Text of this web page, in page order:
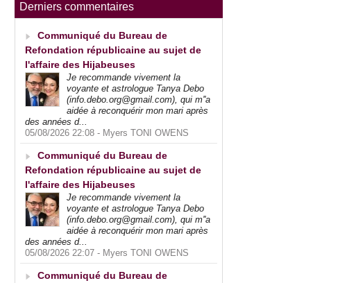
Derniers commentaires
Communiqué du Bureau de
Refondation républicaine au sujet de
l'affaire des Hijabeuses
Je recommande vivement la
voyante et astrologue Tanya Debo
(info.debo.org@gmail.com), qui m''a
aidée à reconquérir mon mari après
des années d...
05/08/2026 22:08 - Myers TONI OWENS
Communiqué du Bureau de
Refondation républicaine au sujet de
l'affaire des Hijabeuses
Je recommande vivement la
voyante et astrologue Tanya Debo
(info.debo.org@gmail.com), qui m''a
aidée à reconquérir mon mari après
des années d...
05/08/2026 22:07 - Myers TONI OWENS
Communiqué du Bureau de